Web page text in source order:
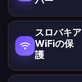
スロバキア
WiFiの保
護